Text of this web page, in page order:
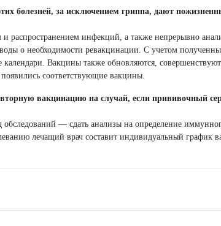
болезней, за исключением гриппа, дают
распространением инфекций, а также непрерывно
о необходимости ревакцинации. С учетом
Вакцины также обновляются,
соответствующие вакцины.
вакцинацию на случай, если прививочный
— сдать анализы на определение
лечащий врач составит индивидуальный график